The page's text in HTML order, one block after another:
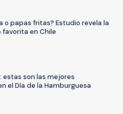
o papas fritas? Estudio revela la
en Chile
estas son las mejores
el Día de la Hamburguesa